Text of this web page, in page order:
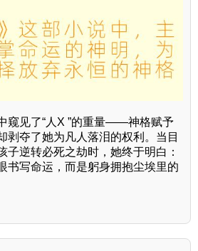
窥见了“人X ”的重量——神格赋予
剥夺了她为凡人落泪的权利。当目
子逆转必死之劫时，她终于明白：
书写命运，而是躬身拥抱尘埃里的